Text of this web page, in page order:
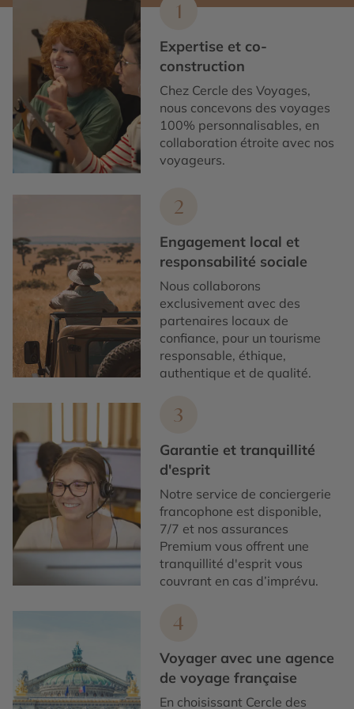
1
Expertise et co-
construction
Chez Cercle des Voyages,
nous concevons des voyages
100% personnalisables, en
collaboration étroite avec nos
voyageurs.
2
Engagement local et
responsabilité sociale
Nous collaborons
exclusivement avec des
partenaires locaux de
confiance, pour un tourisme
responsable, éthique,
authentique et de qualité.
3
Garantie et tranquillité
d'esprit
Notre service de conciergerie
francophone est disponible,
7/7 et nos assurances
Premium vous offrent une
tranquillité d'esprit vous
couvrant en cas d’imprévu.
4
Voyager avec une agence
de voyage française
En choisissant Cercle des